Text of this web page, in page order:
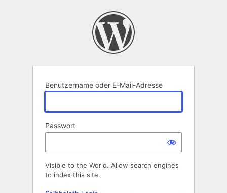
Benutzername oder E-Mail-Adresse
Passwort
Visible to the World. Allow search engines
to index this site.